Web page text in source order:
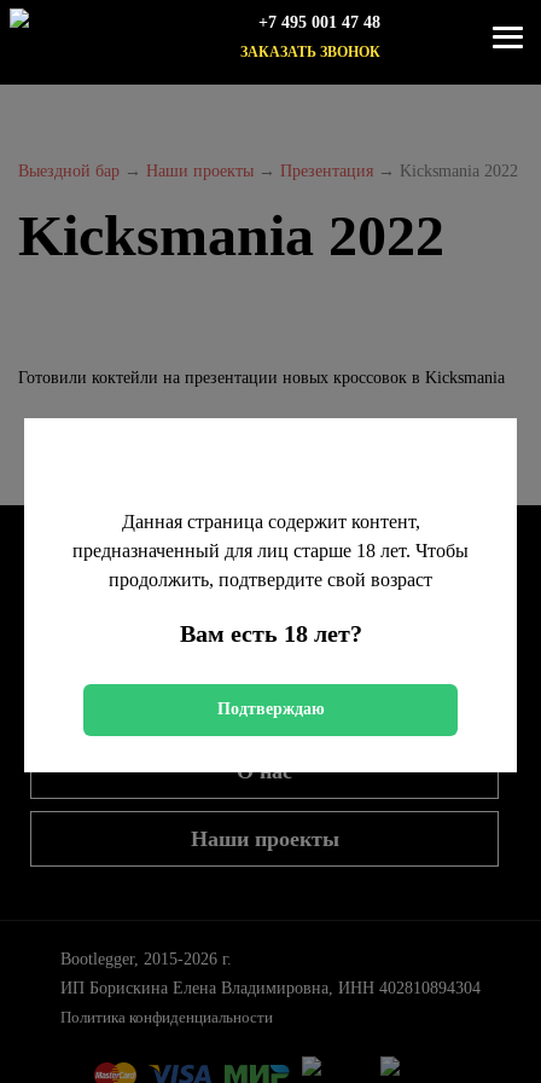
Данная страница содержит контент,
предназначенный для лиц старше 18 лет. Чтобы
продолжить, подтвердите свой возраст
Вам есть 18 лет?
Подтверждаю
+7 495 001 47 48
ЗАКАЗАТЬ ЗВОНОК
Выездной бар → Наши проекты → Презентация → Kicksmania 2022
Kicksmania 2022
Готовили коктейли на презентации новых кроссовок в Kicksmania
г. Москва, проезд 3-й Волоколамский, дом 8 корп. 2
info@bootleggerco.ru
+7 495 001 47 48
О нас
Наши проекты
Bootlegger, 2015-2026 г.
ИП Борискина Елена Владимировна, ИНН 402810894304
Политика конфиденциальности